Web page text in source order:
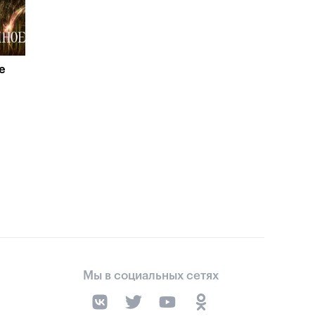
Мы в социальных сетях